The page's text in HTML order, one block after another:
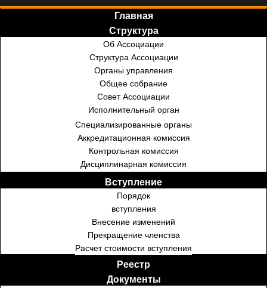
Главная
Структура
Об Ассоциации
Структура Ассоциации
Органы управления
Общее собрание
Совет Ассоциации
Исполнительный орган
Специализированные органы
Аккредитационная комиссия
Контрольная комиссия
Дисциплинарная комиссия
Вступление
Порядок
вступления
Внесение изменений
Прекращение членства
Расчет стоимости вступления
Реестр
Документы